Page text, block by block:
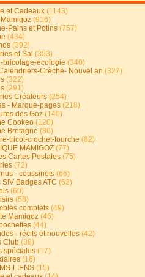
et Cadeaux (1143)
(916)
Pains et Potins (757)
(434)
(392)
et Sal (353)
bricolage-écologie (340)
Crèche- Nouvel an (327)
(322)
(291)
Créateurs (254)
- Marque-pages (218)
des Goz (140)
Cookeo (120)
Bretagne (86)
tricot-crochet-fourche (82)
MAMIGOZ (77)
Cartes Postales (75)
(72)
- coussinets (66)
Badges ATC (63)
(60)
(58)
complets (49)
Mamigoz (46)
(44)
- récits et nouvelles (42)
Club (38)
spéciales (17)
(16)
LIENS (15)